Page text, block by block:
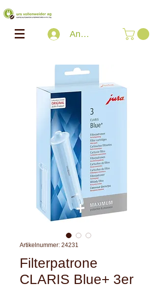
Anmelden
Artikelnummer: 24231
Filterpatrone
CLARIS Blue+ 3er